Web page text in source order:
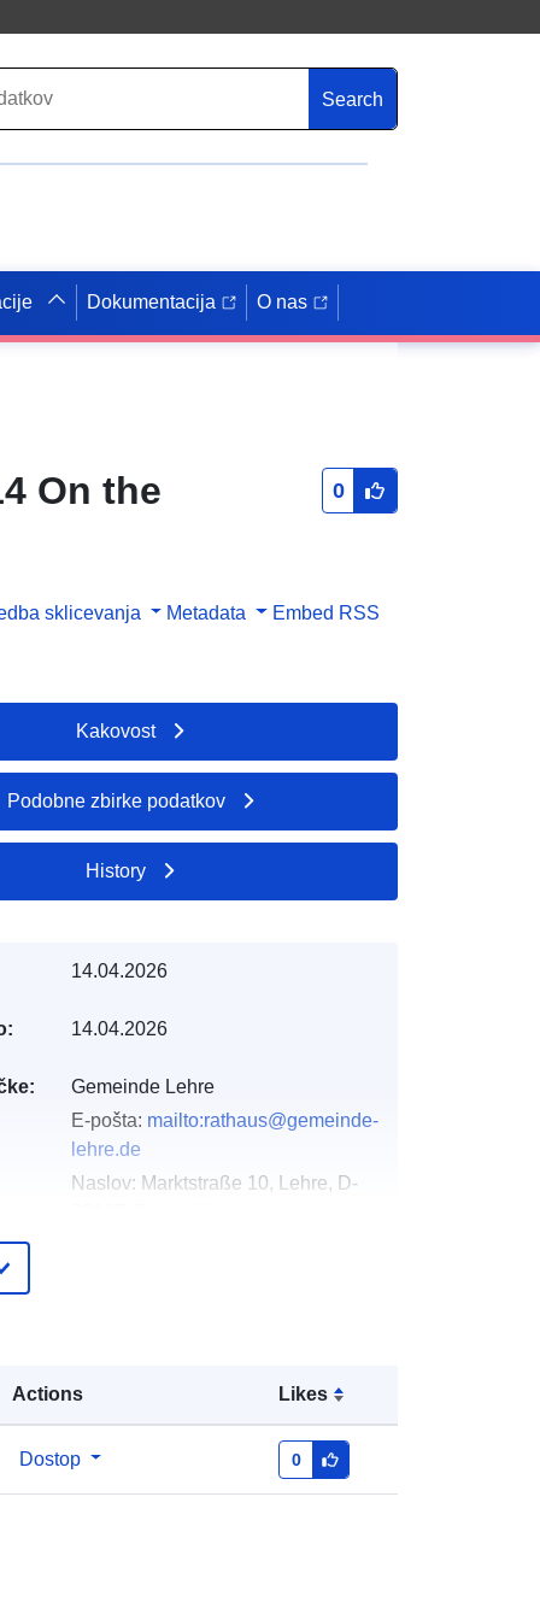
Search
Dokumentacija O nas
On the
0
sklicevanja Metadata Embed RSS
Actions Likes
Dostop 0
Kakovost
Podobne zbirke podatkov
History
14.04.2026
14.04.2026
Gemeinde Lehre
E-pošta: mailto:rathaus@gemeinde-
lehre.de
Naslov: Marktstraße 10, Lehre, D-
52.3699389 ], [ 10.6416642,
52.3699389 ], [ 10.6416642,